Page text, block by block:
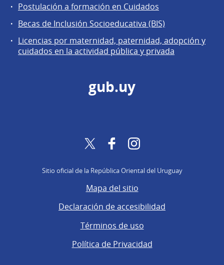
Postulación a formación en Cuidados
Becas de Inclusión Socioeducativa (BIS)
Licencias por maternidad, paternidad, adopción y
cuidados en la actividad pública y privada
gub.uy
Twitter FacebookInstagram
Sitio oficial de la República Oriental del Uruguay
Mapa del sitio
Declaración de accesibilidad
Términos de uso
Política de Privacidad